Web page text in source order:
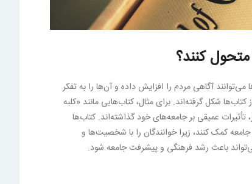
کنند؟
می‌توانند آگاهی مردم را افزایش داده و آن‌ها را به تفکر
شکل گرفته‌اند. برای مثال، کتاب‌هایی مانند «کلبه
تأثیرات عمیقی بر جامعه‌های خود گذاشته‌اند. کتاب‌ها
کمک کنند، زیرا خوانندگان را با شخصیت‌ها و
باعث رشد فرهنگی و پیشرفت جامعه شود.